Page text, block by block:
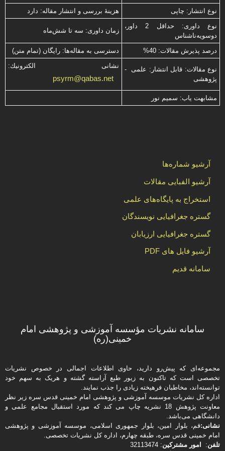
نوع انتشار: چاپی
هزینۀ بررسی و انتشار مقاله: دارد
نوع داوری: حداقل 2 داور،
دوسویه‌ناشناس
زمان داوری: سه تا شش‌ماه
درصد پذیرش مقالات: 40% دسترسی به مقاله‌ها: رایگان (تمام متن)
نوع مقالات: قابل انتشار: علمی -
پژوهشی
نشانی الكترونیك:
psyrm@qabas.net
مشابهت ياب: سميم نور
آرشیو شماره‌ها
آرشیو الفبایی مقالات
استخراج به پایگاه‌های علمی
گستره جغرافیایی نویسندگان
گستره جغرافیایی ارزیابان
آرشیو فایل های PDF
سامانه قدیم
سامانه نشریات مؤسسه آموزشی و پژوهشی امام
خمینی(ره)
مجموعه‌ای که پیش‌رو دارید،‌ حاوی اطلاعات اجمالی در خصوص نشریات
تخصصی است که تاکنون به زیور طبع آراسته گشته و هریک به سهم خود
توانسته‌اند، مخاطبان فرهیخته‌ زیادی را جذب نمایند.
اداره كل نشریات موسسه آموزشی و پژوهشی امام خمینی قدس سره زیر نظر
معاونت پژوهش 18 نشریه چاپ می کند که مورد استقبال مجامع علمی و
دانشگاهی می‌باشد.
نشانی:قم، بلوار امین، بلوار جمهوری اسلامی، موسسه آموزشی و پژوهشی
امام خمینی قدس سره، طبقه چهارم، اداره كل نشریات تخصصی.
تلفن: امور مشتركین: 32113474